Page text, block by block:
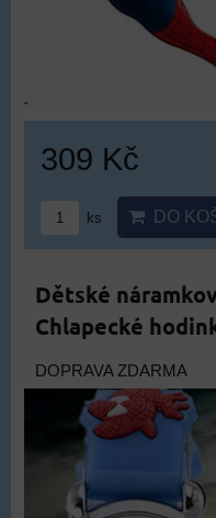
309 Kč
ks DO
Dětské
Chlapecké
DOPRAVA ZDARMA